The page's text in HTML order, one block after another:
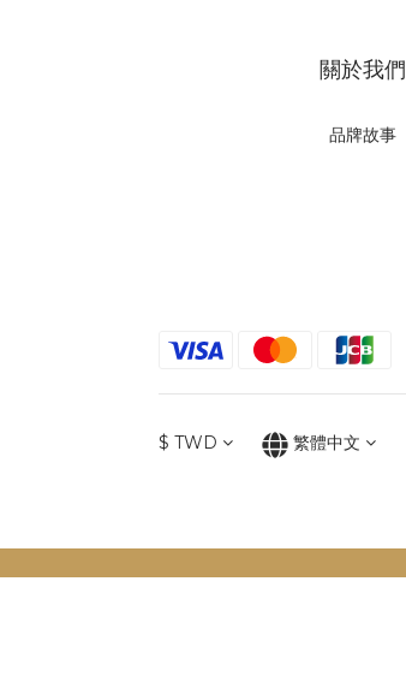
關於我們
品牌故事
$ TWD 繁體中文